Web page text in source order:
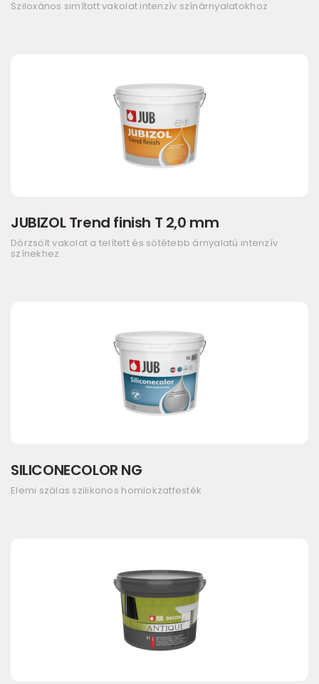
Sziloxános simított vakolat intenzív színárnyalatokhoz
JUBIZOL Trend finish T 2,0 mm
Dörzsölt vakolat a telített és sötétebb árnyalatú intenzív
színekhez
SILICONECOLOR NG
Elemi szálas szilikonos homlokzatfesték